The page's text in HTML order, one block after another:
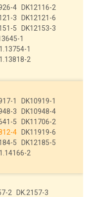
4
DK12116-2
3
DK12121-6
5
DK12153-3
1
1
2
1
DK10919-1
3
DK10948-4
5
DK11706-2
4
DK11919-6
5
DK12185-5
2
2
DK.2157-3